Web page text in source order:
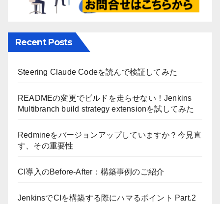
Recent Posts
Steering Claude Codeを読んで検証してみた
READMEの変更でビルドを走らせない！Jenkins
Multibranch build strategy extensionを試してみた
Redmineをバージョンアップしていますか？今見直
す、その重要性
CI導入のBefore-After：構築事例のご紹介
JenkinsでCIを構築する際にハマるポイント Part.2